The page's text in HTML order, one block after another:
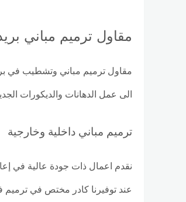
مقاول ترميم مباني
مقاول ترميم مباني وتشطيب في
الى عمل الدهانات والديكورات
ترميم مباني داخلية وخارجية
نقدم اعمال ذات جودة عالية في
عند توفيرنا كادر مختص في ترميم